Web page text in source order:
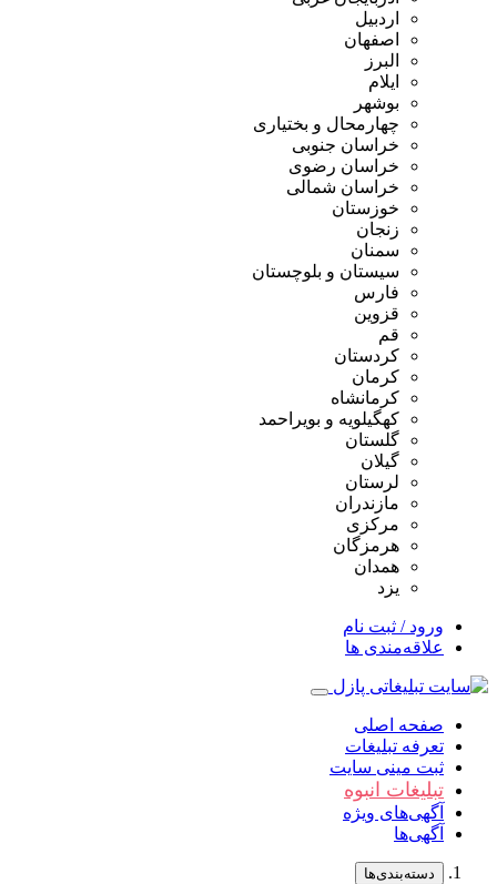
اردبیل
اصفهان
البرز
ایلام
بوشهر
چهارمحال و بختیاری
خراسان جنوبی
خراسان رضوی
خراسان شمالی
خوزستان
زنجان
سمنان
سیستان و بلوچستان
فارس
قزوین
قم
کردستان
کرمان
کرمانشاه
کهگیلویه و بویراحمد
گلستان
گیلان
لرستان
مازندران
مرکزی
هرمزگان
همدان
یزد
ورود / ثبت نام
علاقه‌مندی ها
صفحه اصلی
تعرفه تبلیغات
ثبت مینی سایت
تبلیغات انبوه
آگهی‌های ویژه
آگهی‌ها
دسته‌بندی‌ها